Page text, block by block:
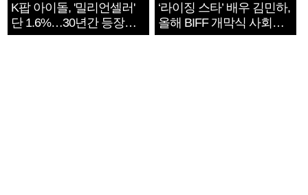
K팝 아이돌, '밀리언셀러'
단 1.6%…30년간 등장
1182개팀 전수조사
‘라이징 스타’ 배우 김민하,
올해 BIFF 개막식 사회자
확정